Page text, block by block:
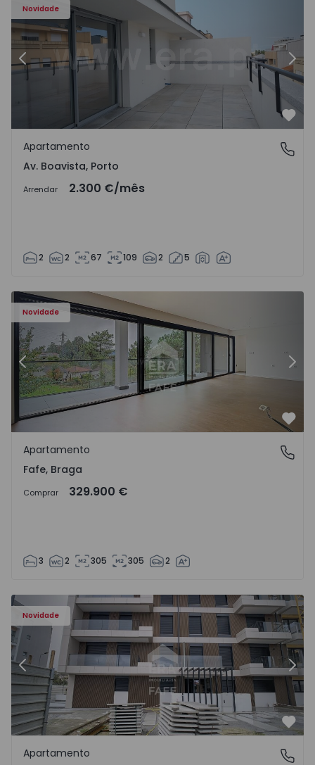
Novidade
Anterior
Av. Boavista, Porto
Apartamento
Av. Boavista, Porto
Arrendar 2.300 €/mês
2 2 67 109 2 5
Novidade
Anterior
Fafe, Braga
Apartamento
Fafe, Braga
Comprar 329.900 €
3 2 305 305 2
Novidade
Anterior
Fafe, Braga
Apartamento